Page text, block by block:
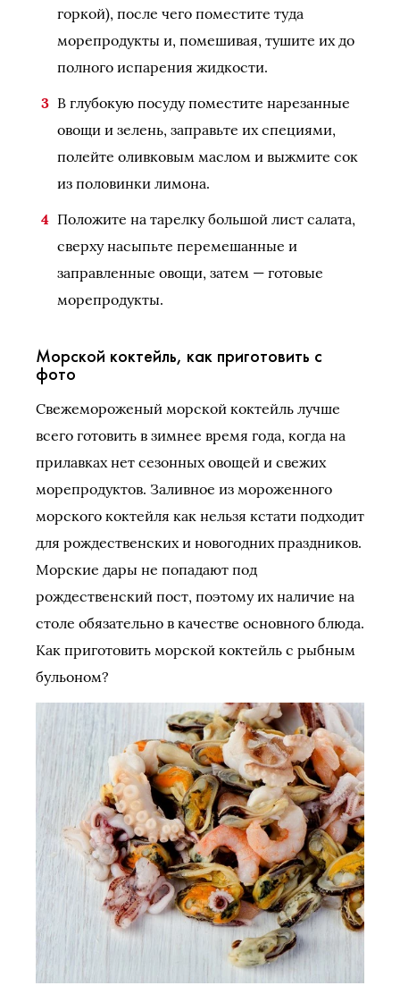
горкой), после чего поместите туда
морепродукты и, помешивая, тушите их до
полного испарения жидкости.
В глубокую посуду поместите нарезанные
овощи и зелень, заправьте их специями,
полейте оливковым маслом и выжмите сок
из половинки лимона.
Положите на тарелку большой лист салата,
сверху насыпьте перемешанные и
заправленные овощи, затем — готовые
морепродукты.
Морской коктейль, как приготовить с
фото
Свежемороженый морской коктейль лучше
всего готовить в зимнее время года, когда на
прилавках нет сезонных овощей и свежих
морепродуктов. Заливное из мороженного
морского коктейля как нельзя кстати подходит
для рождественских и новогодних праздников.
Морские дары не попадают под
рождественский пост, поэтому их наличие на
столе обязательно в качестве основного блюда.
Как приготовить морской коктейль с рыбным
бульоном?